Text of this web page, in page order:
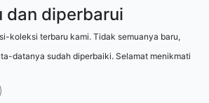
dan diperbarui
koleksi terbaru kami. Tidak semuanya baru,
datanya sudah diperbaiki. Selamat menikmati